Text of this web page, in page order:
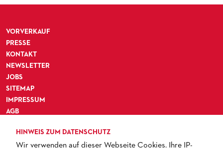
HISTORIE DES ORCHESTERS
STELLEN­ANGEBOTE ORCHESTER UND AKADEMIE
PRESSEFOTOS
MATERIALIEN
PRESSE­STIMMEN
MEDIATHEK
BLOG
KOSTÜMPODCAST
CD / DVD-SERIE DER OPER FRANKFURT
BLOG
SERVICE
GRUPPENREISEN
FÜR STUDIERENDE
NEWSLETTER
ABONNEMENT
ÜBERSICHT SERIEN
ABONNEMENT-BEDINGUNGEN / INFORMATION
PATRONATSVEREIN
OPERNGALA
PARTNER UND SPENDEN
VORVERKAUF
PRESSE
KONTAKT
NEWSLETTER
JOBS
SITEMAP
IMPRESSUM
AGB
BARRIEREFREIHEIT
HINWEIS ZUM DATENSCHUTZ
Wir verwenden auf dieser Webseite Cookies. Ihre IP-